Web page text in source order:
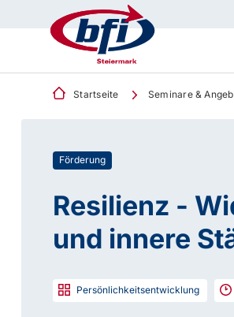
Startseite Seminare &
Förderung
Resilienz -
und innere
Persönlichkeitsentwicklung